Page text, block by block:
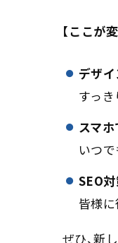
【ここが
デザ
すっき
スマ
いつ
SEO
皆様に
ぜひ、新